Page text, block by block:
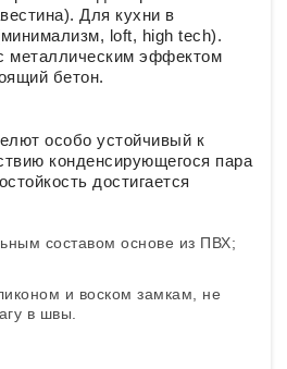
Для кухни в
loft, high tech).
металлическим эффектом
бетон.
особо устойчивый к
конденсирующегося пара
достигается
составом основе из ПВХ;
и воском замкам, не
в швы.